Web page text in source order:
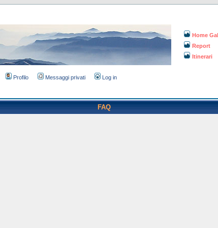
Home
Report
Itinerari
Profilo Messaggi privati Log in
FAQ